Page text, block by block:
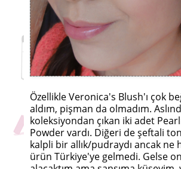
Özellikle Veronica's Blush'ı çok
aldım, pişman da olmadım.
koleksiyondan çıkan iki adet
Powder vardı. Diğeri de şeftali
kalpli bir allık/pudraydı ancak ne
ürün Türkiye'ye gelmedi. Gelse